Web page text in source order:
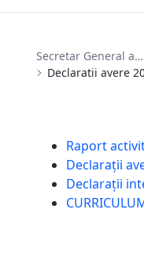
Secretar General al U.A.T
Raport
Declarații
Declarații